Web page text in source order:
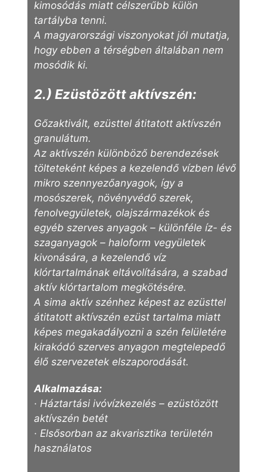
kimosódás miatt célszerűbb külön
tartályba tenni.
A magyarországi viszonyokat jól mutatja,
hogy ebben a térségben általában nem
mosódik ki.
2.) Ezüstözött aktívszén:
Gőzaktivált, ezüsttel átitatott aktívszén
granulátum.
Az aktívszén különböző berendezések
tölteteként képes a kezelendő vízben lévő
mikro szennyezőanyagok, így a
mosószerek, növényvédő szerek,
fenolvegyületek, olajszármazékok és
egyéb szerves anyagok – különféle íz- és
szaganyagok – haloform vegyületek
kivonására, a kezelendő víz
klórtartalmának eltávolítására, a szabad
aktív klórtartalom megkötésére.
A sima aktív szénhez képest az ezüsttel
átitatott aktívszén ezüst tartalma miatt
képes megakadályozni a szén felületére
kirakódó szerves anyagon megtelepedő
élő szervezetek elszaporodását.
Alkalmazása:
· Háztartási ivóvízkezelés – ezüstözött
aktívszén betét
· Elsősorban az akvarisztika területén
használatos